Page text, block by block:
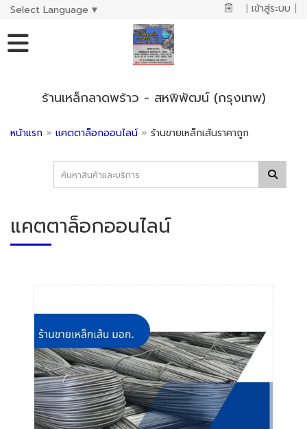
Select Language ▼ | เข้าสู่ระบบ |
ร้านเหล็กลาดพร้าว - สหพิพัฒน์ (กรุงเทพ)
หน้าแรก » แคตตาล็อกออนไลน์ » ร้านขายเหล็กเส้นราคาถูก
แคตตาล็อกออนไลน์